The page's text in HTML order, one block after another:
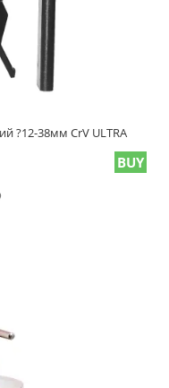
?12-38мм CrV ULTRA
BUY